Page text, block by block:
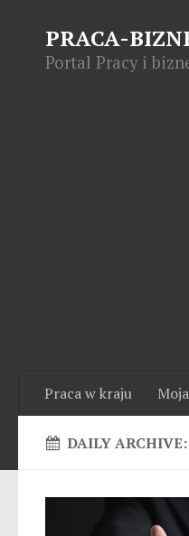
PRACA-
Portal Pracy i
Praca w kraju
DAILY ARCHIVE: